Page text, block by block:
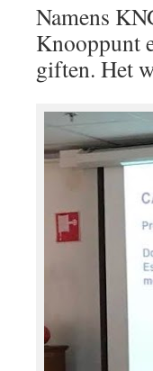
Namens
Knooppunt
giften. Het